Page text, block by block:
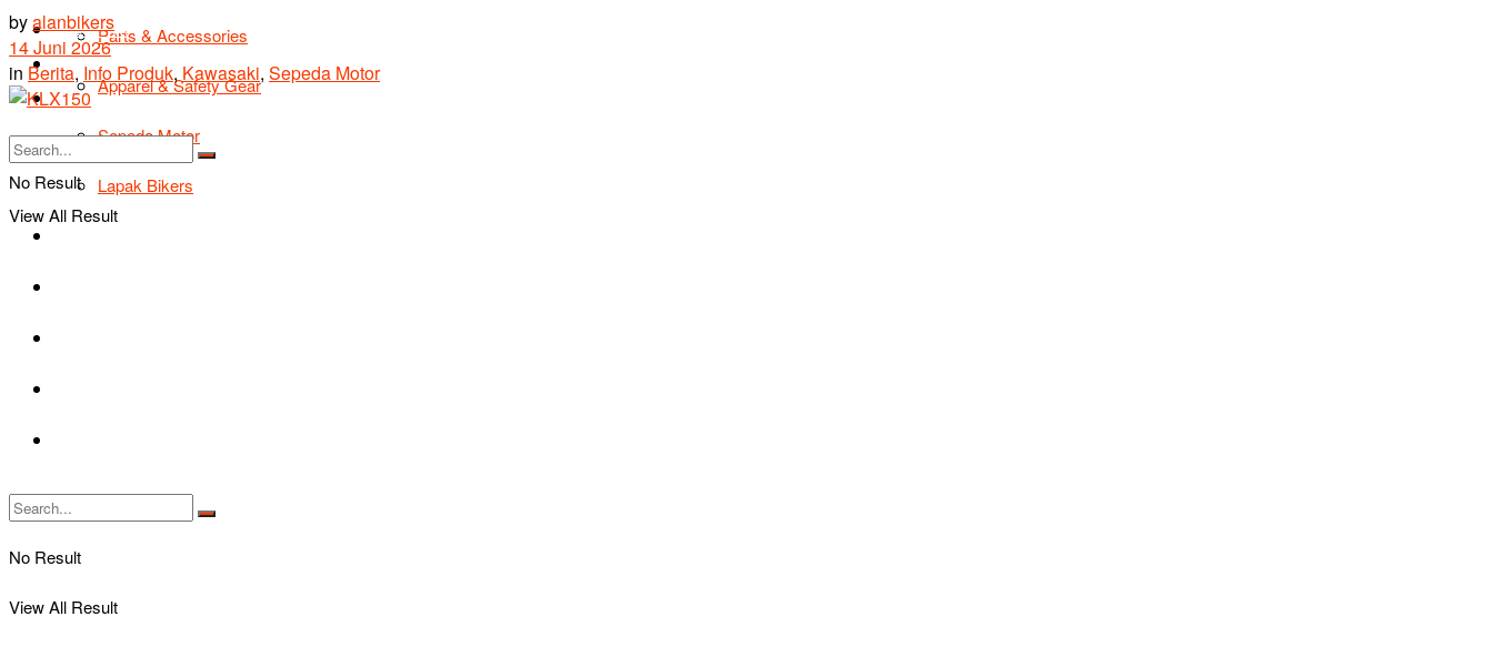
Parts & Accessories
Apparel & Safety Gear
Sepeda Motor
Lapak Bikers
No Result
View All Result
TIPS & TRIK
Bikers Cars
Tentang Kami
No Result
View All Result
byalanbikers
14 Juni 2026
in Berita, Info Produk, Kawasaki, Sepeda Motor